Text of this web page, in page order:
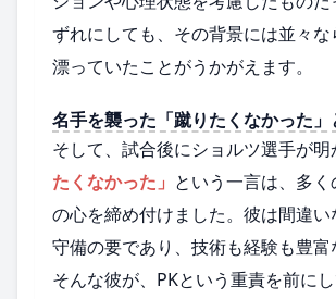
ずれにしても、その背景には並々
漂っていたことがうかがえます。
名手を襲った「蹴りたくなかった
そして、試合後にショルツ選手が明
たくなかった」 という一言は、多
の心を締め付けました。彼は間違
守備の要であり、技術も経験も豊富
そんな彼が、PKという重責を前に